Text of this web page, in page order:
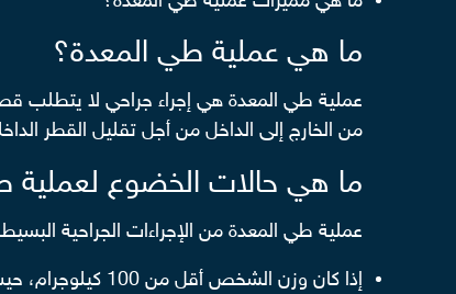
ما هي عملية طي المعدة؟
عملية طي المعدة هي إجراء جراحي لا يتطلب
من الخارج إلى الداخل من أجل تقليل القطر
ما هي حالات الخضوع لعملية
عملية طي المعدة من الإجراءات الجراحية البسيطة
إذا كان وزن الشخص أقل من 100 كيلوجرام، حيث لا داعي للتعرض ل